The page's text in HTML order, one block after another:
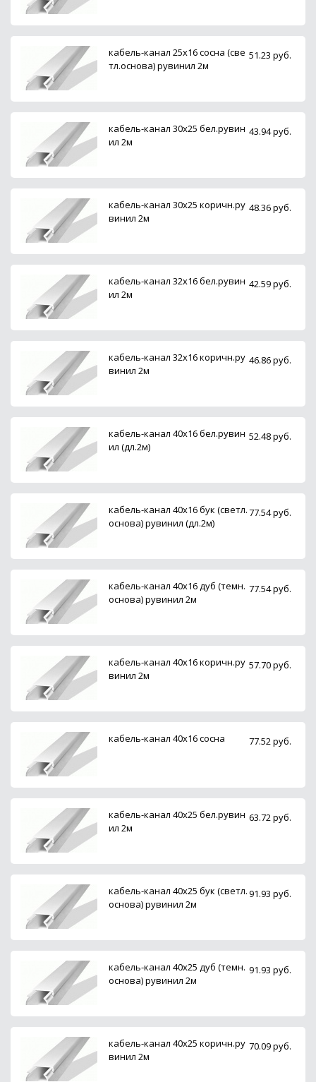
кабель-канал 25х16 сосна (све
тл.основа) рувинил 2м
51.23 руб.
кабель-канал 30х25 бел.рувин
ил 2м
43.94 руб.
кабель-канал 30х25 коричн.ру
винил 2м
48.36 руб.
кабель-канал 32х16 бел.рувин
ил 2м
42.59 руб.
кабель-канал 32х16 коричн.ру
винил 2м
46.86 руб.
кабель-канал 40х16 бел.рувин
ил (дл.2м)
52.48 руб.
кабель-канал 40х16 бук (светл.
основа) рувинил (дл.2м)
77.54 руб.
кабель-канал 40х16 дуб (темн.
основа) рувинил 2м
77.54 руб.
кабель-канал 40х16 коричн.ру
винил 2м
57.70 руб.
кабель-канал 40х16 сосна 77.52 руб.
кабель-канал 40х25 бел.рувин
ил 2м
63.72 руб.
кабель-канал 40х25 бук (светл.
основа) рувинил 2м
91.93 руб.
кабель-канал 40х25 дуб (темн.
основа) рувинил 2м
91.93 руб.
кабель-канал 40х25 коричн.ру
винил 2м
70.09 руб.